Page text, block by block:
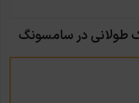
طولانی در سامسونگ